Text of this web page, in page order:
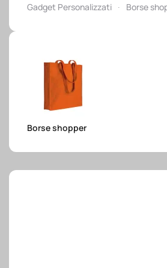
Gadget Personalizzati Borse
Borse shopper